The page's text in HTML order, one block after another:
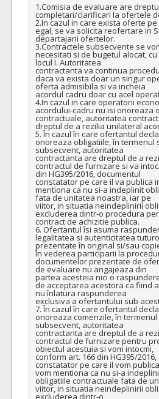
1.Comisia de evaluare are
completari/clarificari la ofertele
2.In cazul in care exista oferte
egal, se va solicita reofertare in
departajarii ofertelor.
3.Contractele subsecvente se
necesitati si de bugetul alocat,
locul I. Autoritatea
contractanta va continua
daca va exista doar un singur
oferta admisibila si va incheia
acordul cadru doar cu acel
4.In cazul in care operatorii
acordului-cadru nu isi onoreaza
contractuale, autoritatea
dreptul de a rezilia unilateral
5. În cazul în care ofertantul
onoreaza obligatiile, în termenul
subsecvent, autoritatea
contractanta are dreptul de a
contractul de furnizare si va
din HG395/2016, documentul
constatator pe care il va publica
mentiona ca nu si-a indeplinit
fata de unitatea noastra, iar pe
viitor, in situatia neindeplinirii
excluderea dintr-o procedura
contract de achizitie publica.
6. Ofertantul îsi asuma
legalitatea si autenticitatea
prezentate în original si/sau
în vederea participarii la
documentelor prezentate de
de evaluare nu angajeaza din
partea acesteia nici o
de acceptarea acestora ca fiind
nu înlatura raspunderea
exclusiva a ofertantului sub
7. În cazul în care ofertantul
onoreaza comenzile, în
subsecvent, autoritatea
contractanta are dreptul de a
contractul de furnizare pentru
obiectul acestuia si vom intocmi,
conform art. 166 din HG395/
constatator pe care il vom
vom mentiona ca nu si-a
obligatiile contractuale fata de
viitor, in situatia neindeplinirii
excluderea dintr-o